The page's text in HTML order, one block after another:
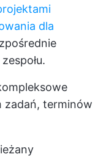
dla
zadań, terminów